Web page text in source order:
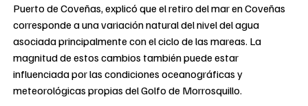
Puerto de Coveñas, explicó que el retiro del mar en Coveñas
corresponde a una variación natural del nivel del agua
asociada principalmente con el ciclo de las mareas. La
magnitud de estos cambios también puede estar
influenciada por las condiciones oceanográficas y
meteorológicas propias del Golfo de Morrosquillo.